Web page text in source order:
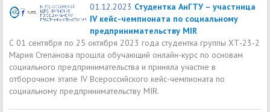
01.12.2023 Студентка АнГТУ – участница
IV кейс-чемпионата по социальному
предпринимательству MIR
С 01 сентября по 25 октября 2023 года студентка группы ХТ-23-2
Мария Степанова прошла обучающий онлайн-курс по основам
социального предпринимательства и приняла участие в
отборочном этапе IV Всероссийского кейс-чемпионата по
социальному предпринимательству MIR.